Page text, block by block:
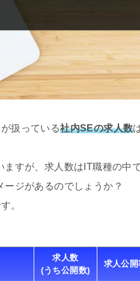
扱っている社内SEの求人数
すが、求人数はIT職種の中
ジがあるのでしょうか？
。
求人数
(うち公開数)
求人公開